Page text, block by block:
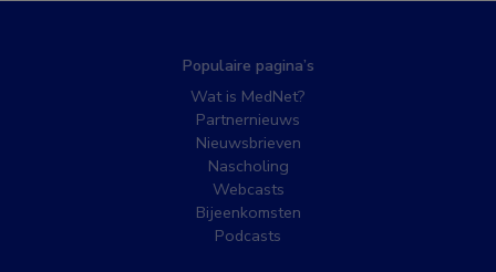
Populaire pagina’s
Wat is MedNet?
Partnernieuws
Nieuwsbrieven
Nascholing
Webcasts
Bijeenkomsten
Podcasts